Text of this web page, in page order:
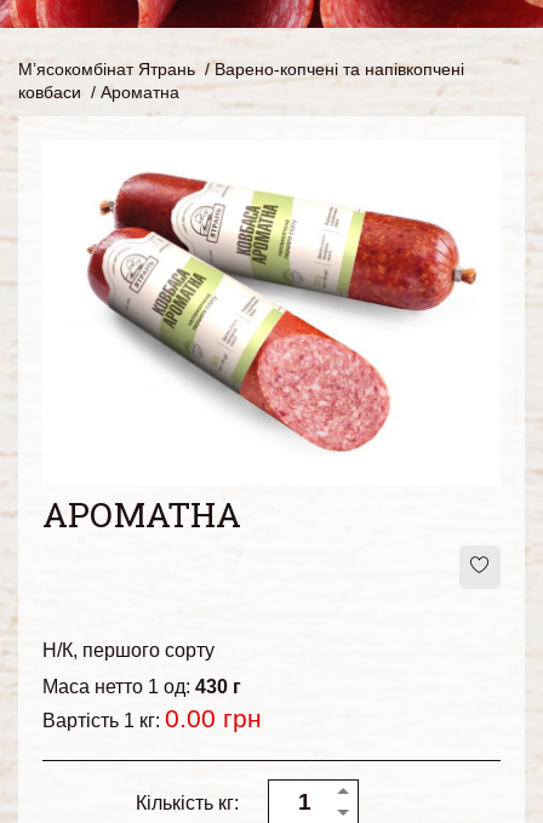
М’ясокомбінат Ятрань /Варено-копчені та напівкопчені
ковбаси / Ароматна
АРОМАТНА
Н/К першого сорту
Маса нетто 1 од: 430 г
Вартість 1 кг: 0.00 грн
Кількість кг: